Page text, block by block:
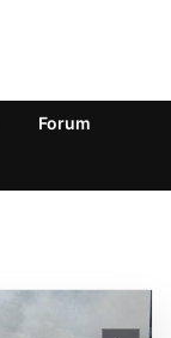
Forum